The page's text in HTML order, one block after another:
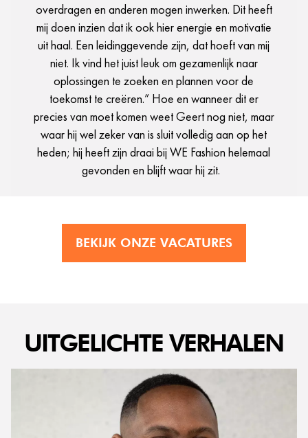
overdragen en anderen mogen inwerken. Dit heeft
mij doen inzien dat ik ook hier energie en motivatie
uit haal. Een leidinggevende zijn, dat hoeft van mij
niet. Ik vind het juist leuk om gezamenlijk naar
oplossingen te zoeken en plannen voor de
toekomst te creëren.” Hoe en wanneer dit er
precies van moet komen weet Geert nog niet, maar
waar hij wel zeker van is sluit volledig aan op het
heden; hij heeft zijn draai bij WE Fashion helemaal
gevonden en blijft waar hij zit.
BEKIJK ONZE VACATURES
UITGELICHTE VERHALEN